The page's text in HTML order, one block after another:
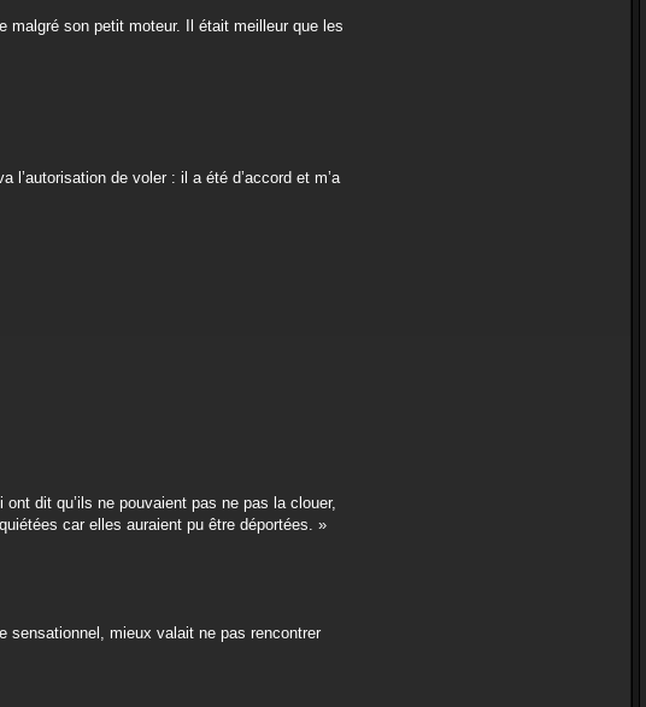
malgré son petit moteur. Il était meilleur que les
de voler : il a été d’accord et m’a
dit qu’ils ne pouvaient pas ne pas la clouer,
car elles auraient pu être déportées. »
sensationnel, mieux valait ne pas rencontrer